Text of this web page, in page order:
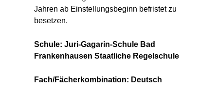
Jahren ab Einstellungsbeginn befristet zu
besetzen.
Schule: Juri-Gagarin-Schule Bad
Frankenhausen Staatliche Regelschule
Fach/Fächerkombination: Deutsch